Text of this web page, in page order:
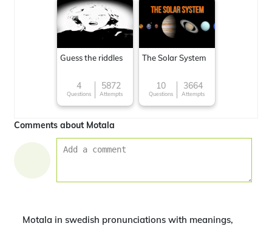
Guess the riddles
4
Questions
5872
Attempts
The Solar System
10
Questions
3664
Attempts
Comments about Motala
Motala in swedish pronunciations with meanings,